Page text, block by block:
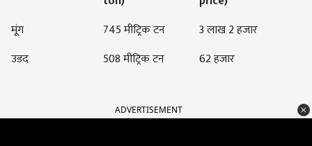
मूंग
745 मीट्रिक टन
3 लाख 2 हजार
उडद
508 मीट्रिक टन 62 हजार
ADVERTISEMENT